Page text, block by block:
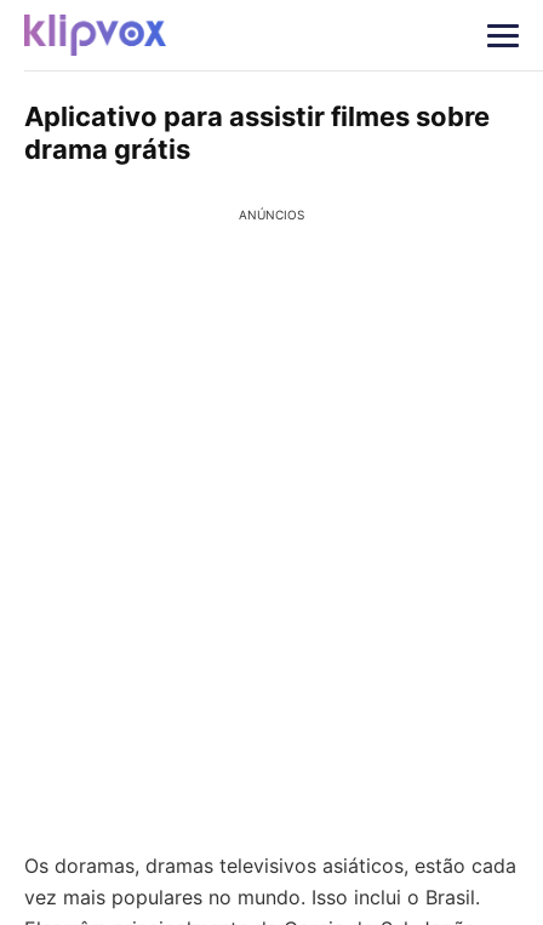
Aplicativo para assistir filmes sobre
drama grátis
ANÚNCIOS
Os doramas, dramas televisivos asiáticos, estão cada
vez mais populares no mundo. Isso inclui o Brasil.